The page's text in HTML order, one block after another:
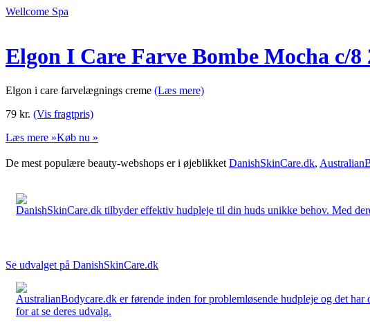
Wellcome Spa
Elgon I Care Farve Bombe Mocha c/8
Elgon i care farvelægnings creme (Læs mere)
79 kr. (Vis fragtpris)
Læs mere »Køb nu »
De mest populære beauty-webshops er i øjeblikket DanishSkinCare.dk,
DanishSkinCare.dk tilbyder effektiv hudpleje til din huds unikke behov. Med
Se udvalget på DanishSkinCare.dk
AustralianBodycare.dk er førende inden for problemløsende hudpleje og det
for at se deres udvalg.